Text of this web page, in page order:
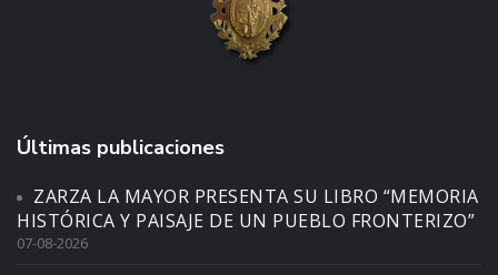
Últimas publicaciones
ZARZA LA MAYOR PRESENTA SU LIBRO “MEMORIA
HISTÓRICA Y PAISAJE DE UN PUEBLO FRONTERIZO”
07-08-2026